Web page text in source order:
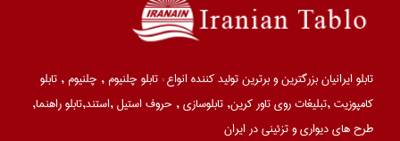
تابلو ایرانیان بزرگترین و برترین تولید کننده انواع : تابلو چلنیوم , چلنیوم , تابلو
کامپوزیت ,تبلیغات روی تاور کرین, تابلوسازی , حروف استیل ,استند,تابلو راهنما,
طرح های دیواری و تزئینی در ایران